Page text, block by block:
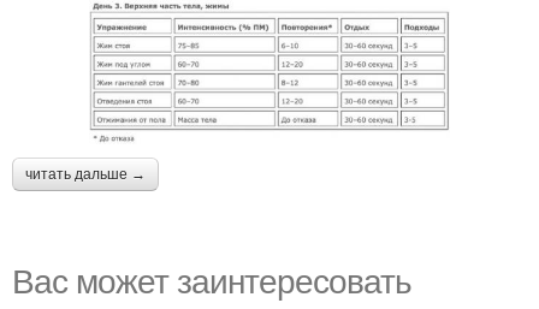
читать дальше →
Вас может заинтересовать